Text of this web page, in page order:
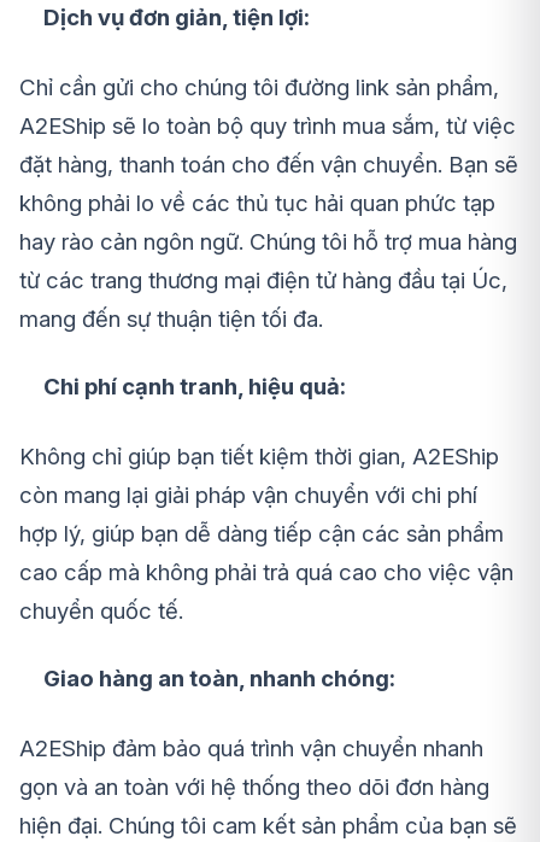
Dịch vụ đơn giản, tiện lợi:
Chỉ cần gửi cho chúng tôi đường link sản phẩm,
A2EShip sẽ lo toàn bộ quy trình mua sắm, từ việc
đặt hàng, thanh toán cho đến vận chuyển. Bạn sẽ
không phải lo về các thủ tục hải quan phức tạp
hay rào cản ngôn ngữ. Chúng tôi hỗ trợ mua hàng
từ các trang thương mại điện tử hàng đầu tại Úc,
mang đến sự thuận tiện tối đa.
Chi phí cạnh tranh, hiệu quả:
Không chỉ giúp bạn tiết kiệm thời gian, A2EShip
còn mang lại giải pháp vận chuyển với chi phí
hợp lý, giúp bạn dễ dàng tiếp cận các sản phẩm
cao cấp mà không phải trả quá cao cho việc vận
chuyển quốc tế.
Giao hàng an toàn, nhanh chóng:
A2EShip đảm bảo quá trình vận chuyển nhanh
gọn và an toàn với hệ thống theo dõi đơn hàng
hiện đại. Chúng tôi cam kết sản phẩm của bạn sẽ